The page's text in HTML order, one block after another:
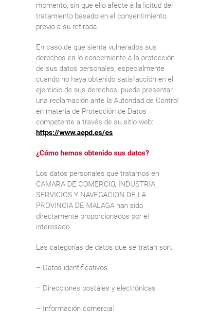
momento, sin que ello afecte a la licitud del
tratamiento basado en el consentimiento
previo a su retirada.
En caso de que sienta vulnerados sus
derechos en lo concerniente a la protección
de sus datos personales, especialmente
cuando no haya obtenido satisfacción en el
ejercicio de sus derechos, puede presentar
una reclamación ante la Autoridad de Control
en materia de Protección de Datos
competente a través de su sitio web:
https://www.aepd.es/es
¿Cómo hemos obtenido sus datos?
Los datos personales que tratamos en
CAMARA DE COMERCIO, INDUSTRIA,
SERVICIOS Y NAVEGACION DE LA
PROVINCIA DE MALAGA han sido
directamente proporcionados por el
interesado.
Las categorías de datos que se tratan son:
– Datos identificativos
– Direcciones postales y electrónicas
– Información comercial